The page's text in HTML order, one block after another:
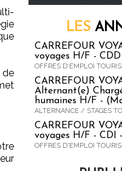
de
LES
CARREFOUR
voyages H/F -
OFFRES D'EMPLOI
CARREFOUR
Alternant(e)
humaines H/F -
ALTERNANCE / STAGES
CARREFOUR
voyages H/F - CDI
OFFRES D'EMPLOI